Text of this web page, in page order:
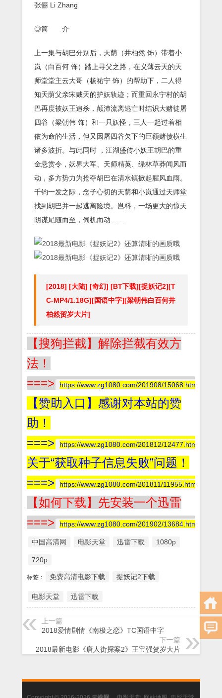
张俪 Li Zhang
◎简 介
上一集与胡巴分别后，天荫（井柏然 饰）带着小
岚（白百何 饰）踏上寻父之路，在义薄云天的天
师堂堂主云大哥（杨祐宁 饰）的帮助下，二人得
知天荫父亲宋戴天的护妖轨迹；而重回永宁村的胡
巴再度被妖王追杀，颠沛流离逃亡时结识大赌徒屠
四谷（梁朝伟 饰）和一只妖怪，三人一起过着相
依为命的生活，但又因屠四谷欠下的巨额赌债横生
诸多波折。与此同时 ，江湖盛传小妖王胡巴的重
金悬赏令，妖界大军、天师精英、绿林草莽闻风而
动，多方势力为抢夺胡巴在清水镇掀起腥风血雨。
千钧一发之际，念子心切的天荫和小岚通过天师堂
找到胡巴并一起逃离险境。岂料，一场更大的惊天
阴谋尾随而至，伺机而动……
[2018] [大陆] [奇幻] [BT下载][捉妖记2][T
C-MP4/1.18G][国语中字][梁朝伟白百何井
柏然贺岁大片]
【搜狗拦截】解除拦截有效方
法！
===>
https://www.zg1080.com/201908/15068.html
【赞助入口】感谢对本站的赞
助！
===>
https://www.zg1080.com/201812/12477.html
关于“获取种子信息失败”问题！
===>
https://www.zg1080.com/201811/11955.html
【如何下载】先安装一个迅雷
===>
https://www.zg1080.com/201902/13684.html
中国高清网 电影天堂 迅雷下载 1080p
720p
标签： 免费高清电影下载 捉妖记2下载
电影天堂 迅雷下载
上一篇
2018爱情剧情《南极之恋》TC国语中字
下一篇
2018最新电影《唐人街探案2》王宝强贺岁大片